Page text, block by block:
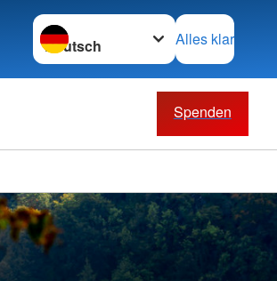
Sprache wechseln zu
Alles klar
Spenden